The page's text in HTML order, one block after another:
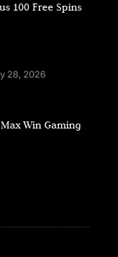
100 Free Spins
28, 2026
Win Gaming